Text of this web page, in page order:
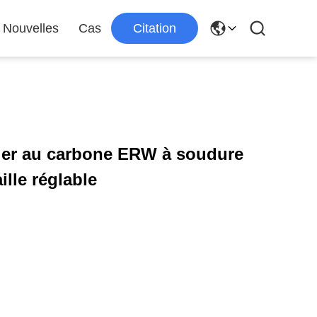
Nouvelles Cas Citation
au carbone ERW à soudure
réglable